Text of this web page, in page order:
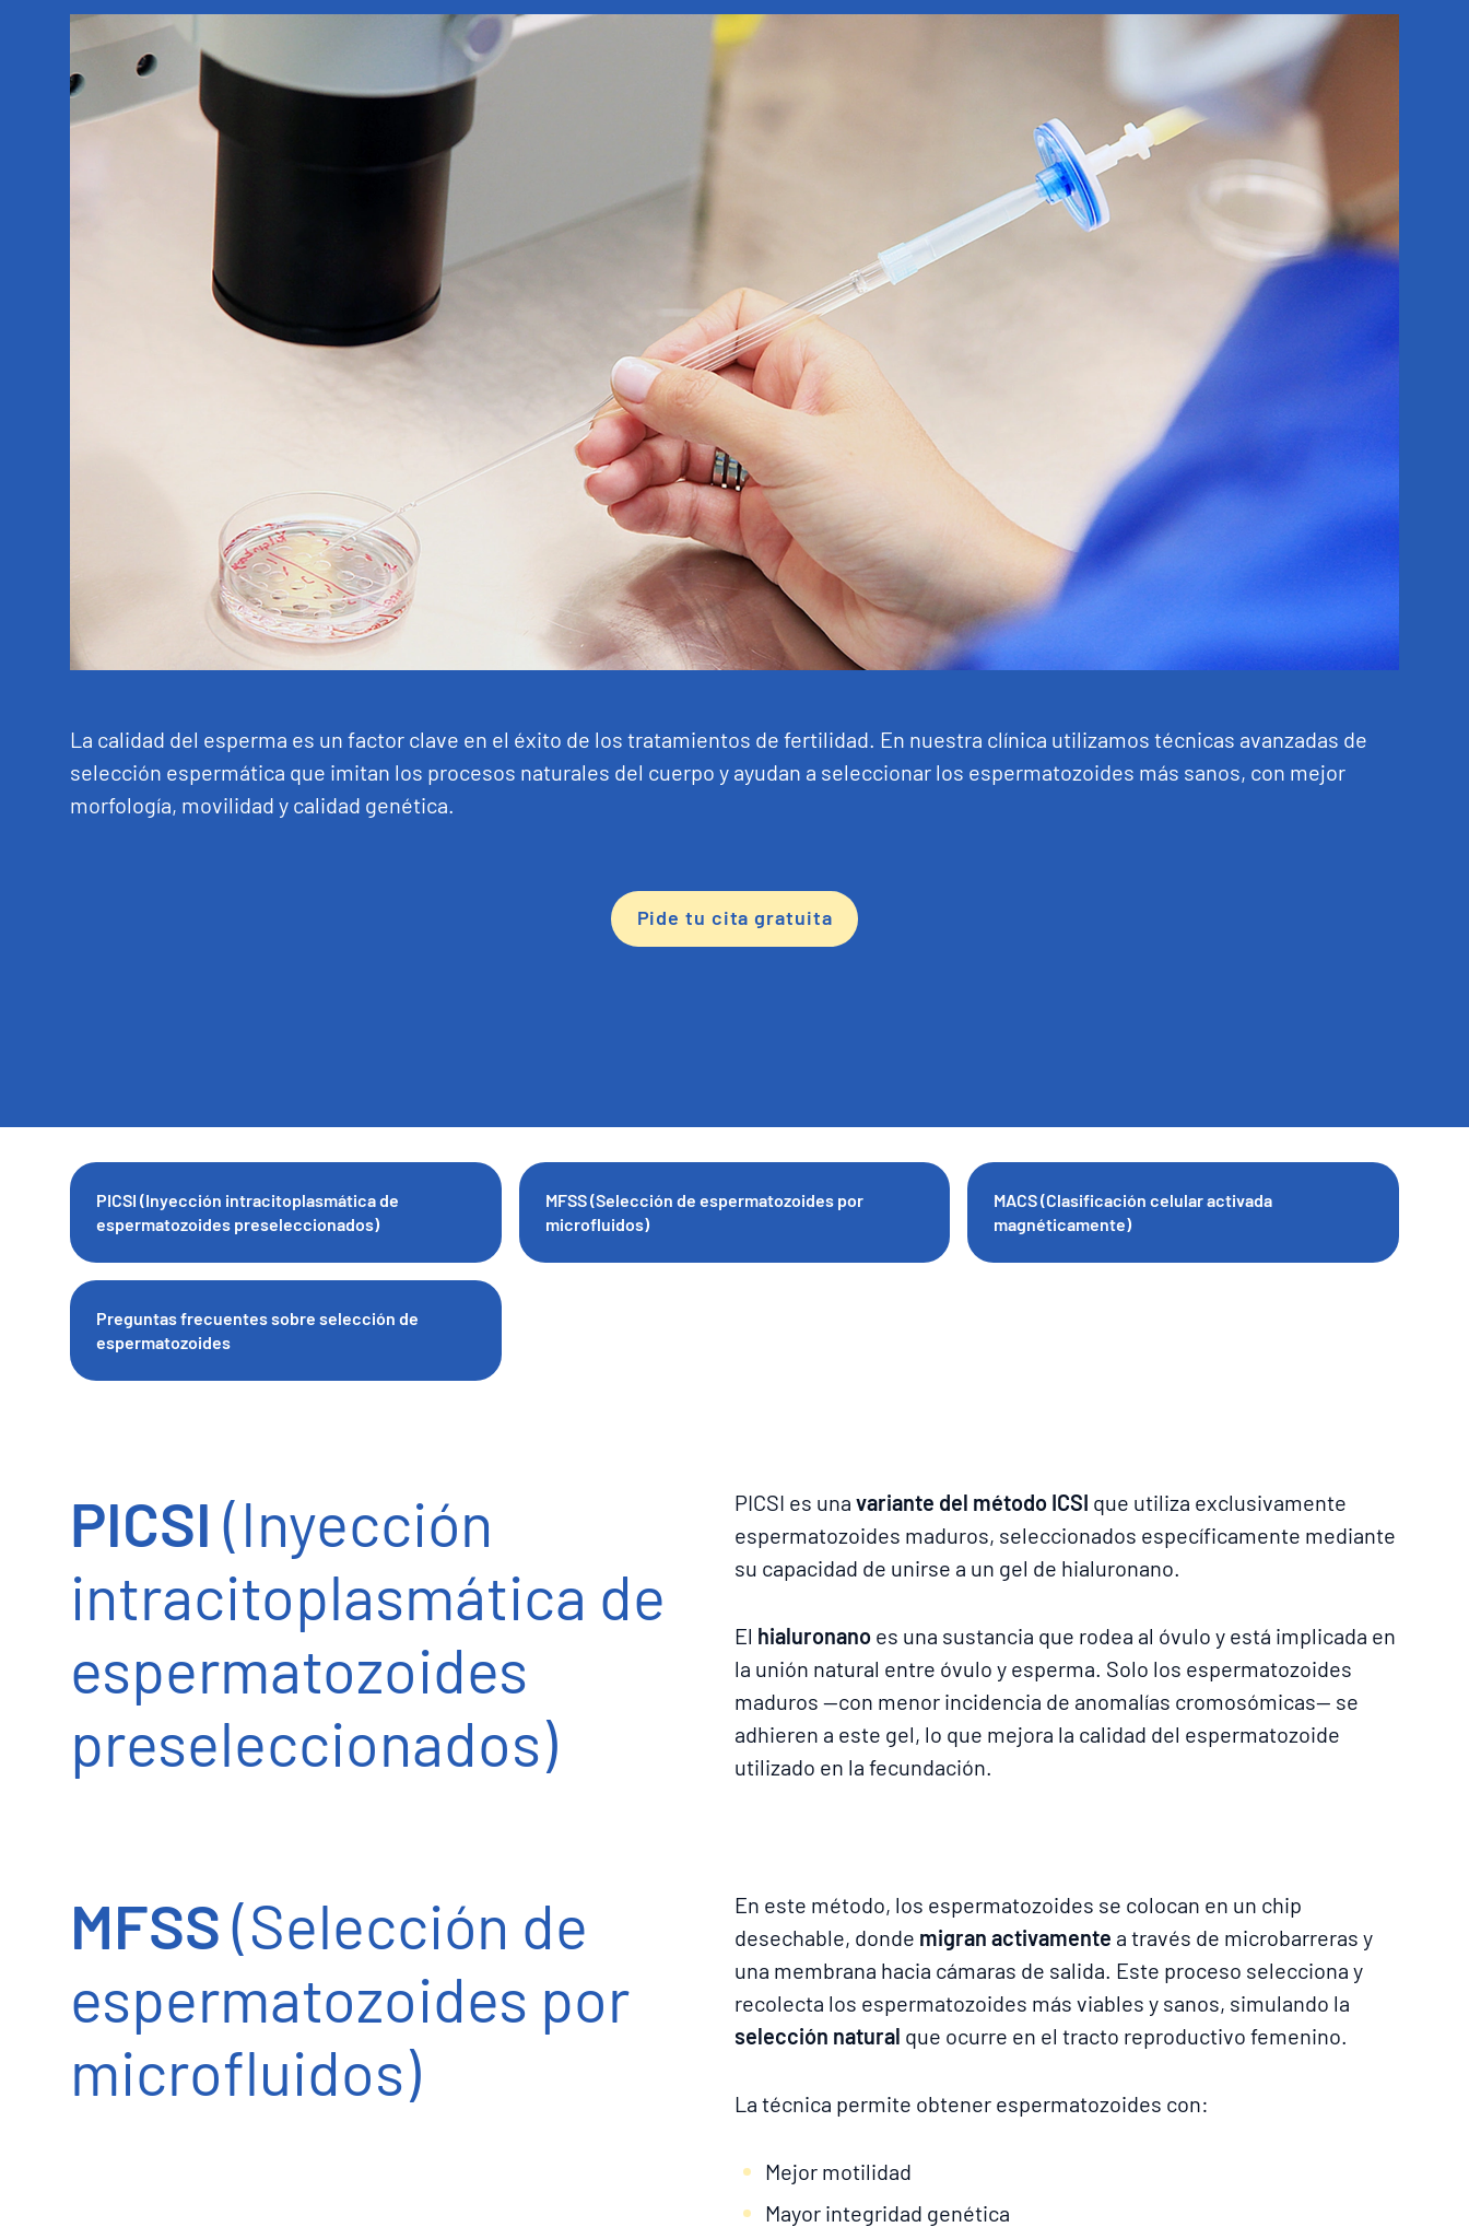
Servicios complementarios
Unidad de apoyo emocional
Seguimiento del embarazo
Tecnología
Incubator GERI
La calidad del esperma es un factor clave en el éxito de los tratamientos de fertilidad. En nuestra clínica utilizamos técnicas avanzadas de
selección espermática que imitan los procesos naturales del cuerpo y ayudan a seleccionar los espermatozoides más sanos, con mejor
morfología, movilidad y calidad genética.
Pide tu cita gratuita
PICSI (Inyección intracitoplasmática de
espermatozoides preseleccionados)
MFSS (Selección de espermatozoides por
microfluidos)
MACS (Clasificación celular activada
magnéticamente)
Preguntas frecuentes sobre selección de
espermatozoides
PICSI(Inyección
intracitoplasmática de
espermatozoides
preseleccionados)
PICSI es una variante del método ICSI que utiliza exclusivamente
espermatozoides maduros, seleccionados específicamente mediante
su capacidad de unirse a un gel de hialuronano.
El hialuronano es una sustancia que rodea al óvulo y está implicada en
la unión natural entre óvulo y esperma. Solo los espermatozoides
maduros —con menor incidencia de anomalías cromosómicas— se
adhieren a este gel, lo que mejora la calidad del espermatozoide
utilizado en la fecundación.
MFSS(Selección de
espermatozoides por
microfluidos)
En este método, los espermatozoides se colocan en un chip
desechable, donde migran activamente a través de microbarreras y
una membrana hacia cámaras de salida. Este proceso selecciona y
recolecta los espermatozoides más viables y sanos, simulando la
selección natural que ocurre en el tracto reproductivo femenino.
La técnica permite obtener espermatozoides con:
Mejor motilidad
Mayor integridad genética